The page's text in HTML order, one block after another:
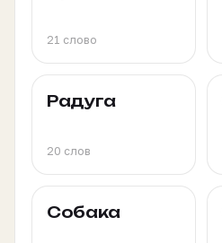
21 слово
Радуга
20 слов
Собака